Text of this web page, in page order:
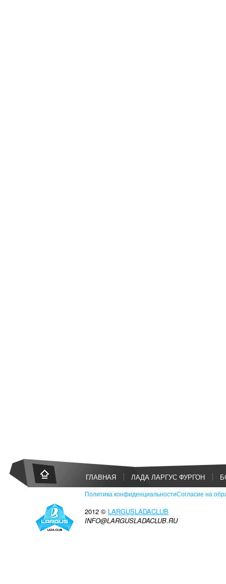
ГЛАВНАЯ ЛАДА ЛАРГУС ФУРГОН
Политика конфиденциальностиСогласие на
2012 © LARGUSLADACLUB
INFO@LARGUSLADACLUB.RU